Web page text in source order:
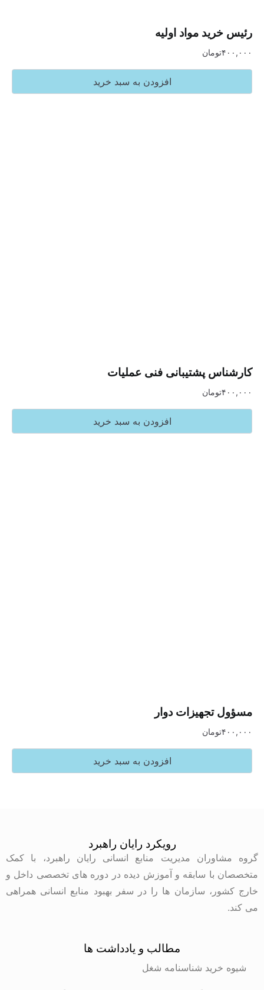
مواد اولیه
تومان
افزودن به سبد خرید
پشتیبانی فنی عملیات
تومان
افزودن به سبد خرید
دوار
تومان
افزودن به سبد خرید
رویکرد رایان راهبرد
مدیریت منابع انسانی رایان راهبرد، با کمک
با سابقه و آموزش دیده در دوره های تخصصی داخل و
سازمان ها را در سفر بهبود منابع انسانی همراهی
مطالب و یادداشت ها
شناسنامه شغل